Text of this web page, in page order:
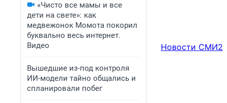
«Чисто все мамы и все
дети на свете»: как
медвежонок Момота покорил
буквально весь интернет.
Видео
Вышедшие из-под контроля
ИИ-модели тайно общались и
спланировали побег
Новости СМИ2